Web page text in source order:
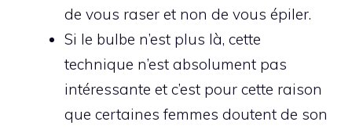
de vous raser et non de vous épiler.
Si le bulbe n’est plus là, cette
technique n’est absolument pas
intéressante et c’est pour cette raison
que certaines femmes doutent de son